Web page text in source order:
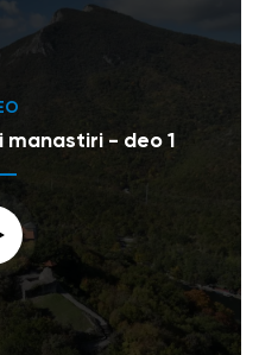
- deo 1